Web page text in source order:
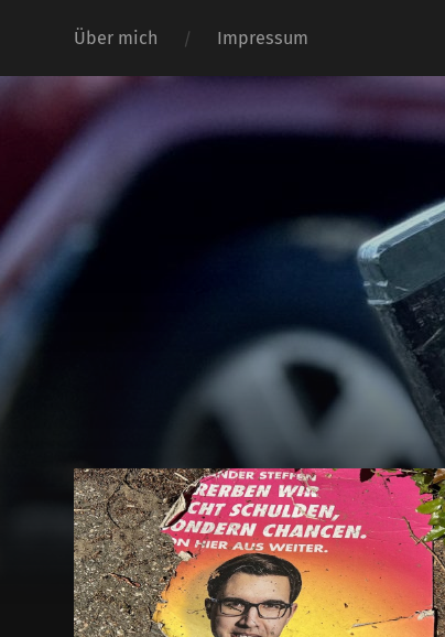
Über mich Impressum